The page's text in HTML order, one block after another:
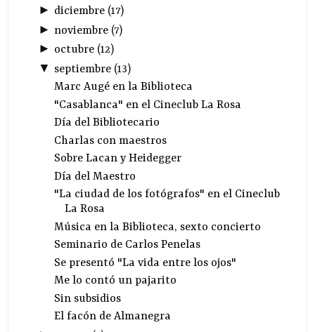
► diciembre(17)
► noviembre(7)
► octubre(12)
▼ septiembre(13)
Marc Augé en la Biblioteca
"Casablanca" en el Cineclub La Rosa
Día del Bibliotecario
Charlas con maestros
Sobre Lacan y Heidegger
Día del Maestro
"La ciudad de los fotógrafos" en el Cineclub
La Rosa
Música en la Biblioteca, sexto concierto
Seminario de Carlos Penelas
Se presentó "La vida entre los ojos"
Me lo contó un pajarito
Sin subsidios
El facón de Almanegra